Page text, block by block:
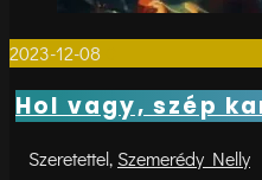
2023-12-08
Hol vagy, szép
Szemerédy Nelly